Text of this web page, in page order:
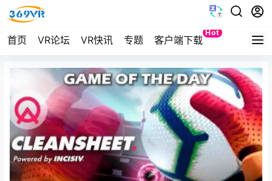
首页 VR论坛 VR快讯 专题 客户端下载
Hot
Quest